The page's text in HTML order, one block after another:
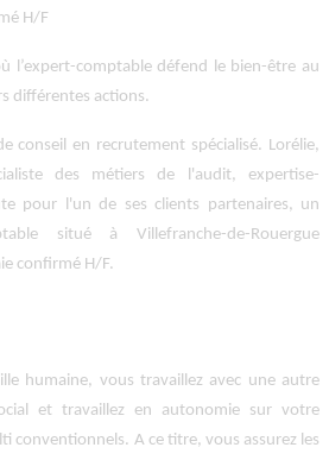
H/F
l’expert-comptable défend le bien-être au
différentes actions.
conseil en recrutement spécialisé. Lorélie,
des métiers de l'audit, expertise-
pour l'un de ses clients partenaires, un
situé à Villefranche-de-Rouergue
confirmé H/F.
humaine, vous travaillez avec une autre
et travaillez en autonomie sur votre
conventionnels. A ce titre, vous assurez les